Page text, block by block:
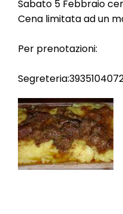
Sabato 5 Febbraio
Cena limitata ad un
Per prenotazioni: